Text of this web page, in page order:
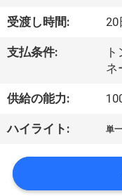
い
て
工
場
行
受渡し時間: 20
支払条件:
ネ
供給の能力:
ハイライト: 単